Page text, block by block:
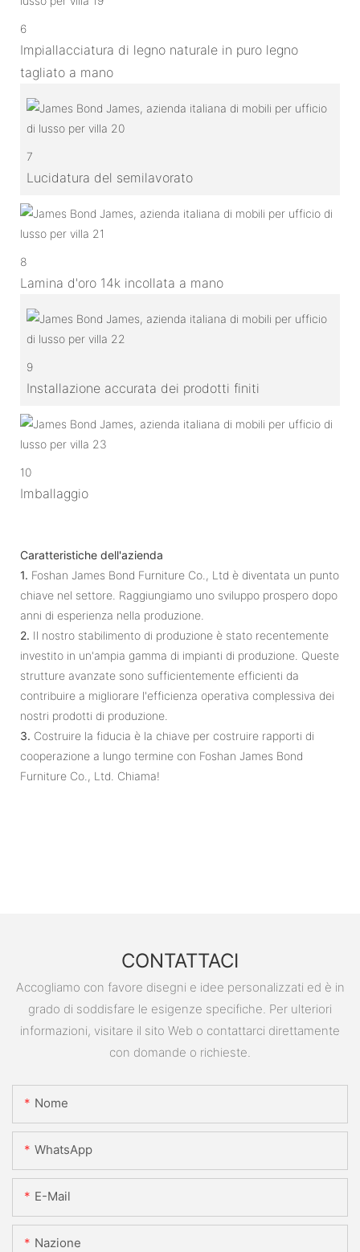
6
Impiallacciatura di legno naturale in puro legno
tagliato a mano
7
Lucidatura del semilavorato
8
Lamina d'oro 14k incollata a mano
9
Installazione accurata dei prodotti finiti
10
Imballaggio
Caratteristiche dell'azienda
1. Foshan James Bond Furniture Co., Ltd è diventata un punto
chiave nel settore. Raggiungiamo uno sviluppo prospero dopo
anni di esperienza nella produzione.
2. Il nostro stabilimento di produzione è stato recentemente
investito in un'ampia gamma di impianti di produzione. Queste
strutture avanzate sono sufficientemente efficienti da
contribuire a migliorare l'efficienza operativa complessiva dei
nostri prodotti di produzione.
3. Costruire la fiducia è la chiave per costruire rapporti di
cooperazione a lungo termine con Foshan James Bond
Furniture Co., Ltd. Chiama!
CONTATTACI
Accogliamo con favore disegni e idee personalizzati ed è in
grado di soddisfare le esigenze specifiche. Per ulteriori
informazioni, visitare il sito Web o contattarci direttamente
con domande o richieste.
Nome
WhatsApp
E-Mail
Nazione